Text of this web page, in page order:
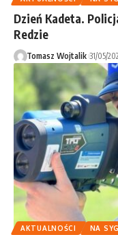
Dzień Kadeta.
Redzie
Tomasz Wojtalik 31/05/
AKTUALNOŚCI NA